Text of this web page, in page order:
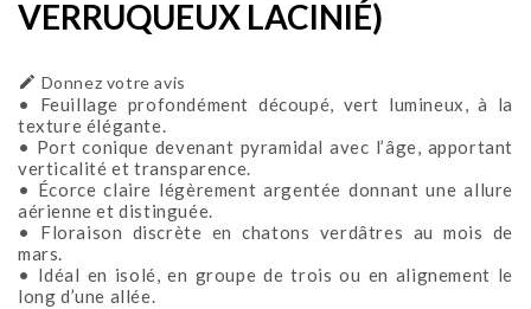
VERRUQUEUX LACINIÉ)
 Donnez votre avis
• Feuillage profondément découpé, vert lumineux, à la
texture élégante.
• Port conique devenant pyramidal avec l’âge, apportant
verticalité et transparence.
• Écorce claire légèrement argentée donnant une allure
aérienne et distinguée.
• Floraison discrète en chatons verdâtres au mois de
mars.
• Idéal en isolé, en groupe de trois ou en alignement le
long d’une allée.